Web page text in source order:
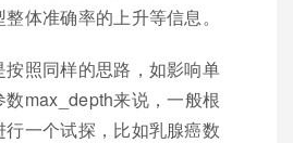
体准确率的上升等信息。
照同样的思路，如影响单
max_depth来说，⼀般根
⼀个试探，比如乳腺癌数